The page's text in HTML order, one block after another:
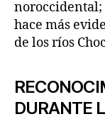
noroccidental;
hace más
de los ríos
DURANTE